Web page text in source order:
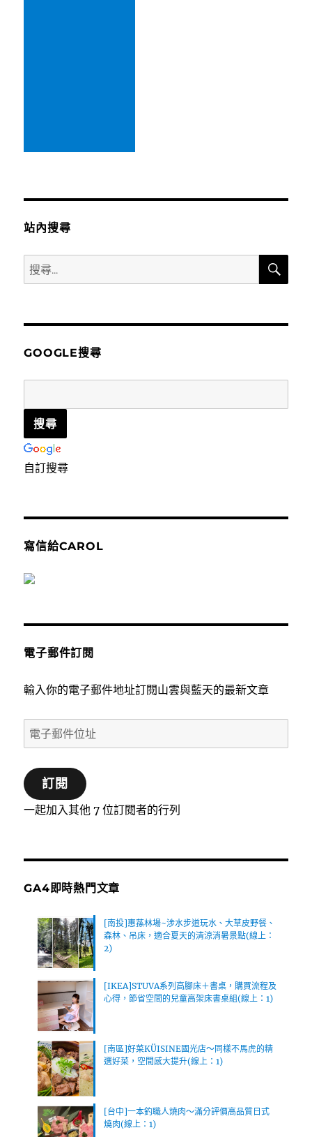
站內搜尋
搜
尋
鍵
搜
GOOGLE搜尋
自訂搜尋
寫信給CAROL
電子郵件訂閱
輸入你的電子郵件地址訂閱山雲與藍天的最新文章
電
子
郵
件
位
訂閱
一起加入其他 7 位訂閱者的行列
GA4即時熱門文章
[南投]惠蓀林場~涉水步道玩水、大草皮野餐、
森林、吊床，適合夏天的清涼消暑景點(線上：
2)
[IKEA]STUVA系列高腳床＋書桌，購買流程及
心得，節省空間的兒童高架床書桌組(線上：1)
[南區]好菜KÜISINE國光店～同樣不馬虎的精
選好菜，空間感大提升(線上：1)
[台中]一本釣職人燒肉～滿分評價高品質日式
燒肉(線上：1)